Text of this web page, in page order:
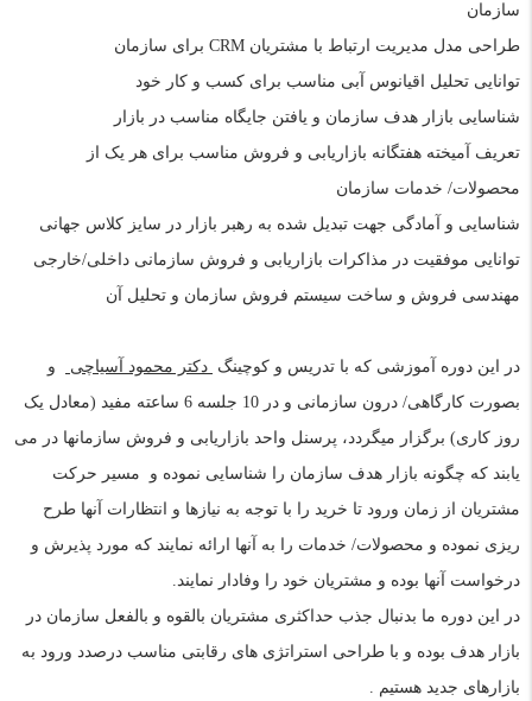
سازمان
طراحی مدل مدیریت ارتباط با مشتریان CRM برای سازمان
توانایی تحلیل اقیانوس آبی مناسب برای کسب و کار خود
شناسایی بازار هدف سازمان و یافتن جایگاه مناسب در بازار
تعریف آمیخته هفتگانه بازاریابی و فروش مناسب برای هر یک از
محصولات/ خدمات سازمان
شناسایی و آمادگی جهت تبدیل شده به رهبر بازار در سایز کلاس جهانی
توانایی موفقیت در مذاکرات بازاریابی و فروش سازمانی داخلی/خارجی
مهندسی فروش و ساخت سیستم فروش سازمان و تحلیل آن
در این دوره آموزشی که با تدریس و کوچینگ دکتر محمود آسیاچی
و
بصورت کارگاهی/ درون سازمانی و در
10 جلسه 6 ساعته مفید (معادل یک
روز کاری) برگزار میگردد، پرسنل واحد بازاریابی و فروش سازمانها در می
یابند که چگونه بازار هدف سازمان را شناسایی نموده و مسیر حرکت
مشتریان از زمان ورود تا خرید را با توجه به نیازها و انتظارات آنها طرح
ریزی نموده و محصولات/ خدمات را به آنها ارائه نمایند که مورد پذیرش و
درخواست آنها بوده و مشتریان خود را وفادار نمایند.
در این دوره ما بدنبال جذب حداکثری مشتریان بالقوه و بالفعل سازمان در
بازار هدف بوده و با طراحی استراتژی های رقابتی مناسب درصدد ورود به
بازارهای جدید هستیم .